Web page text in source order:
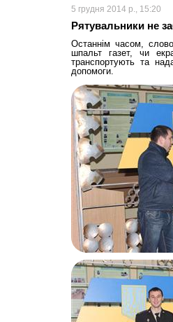
5 грудня 2014 р., 15:20
Рятувальники не
Останнім часом,
шпальт газет, чи
транспортують та
допомоги.